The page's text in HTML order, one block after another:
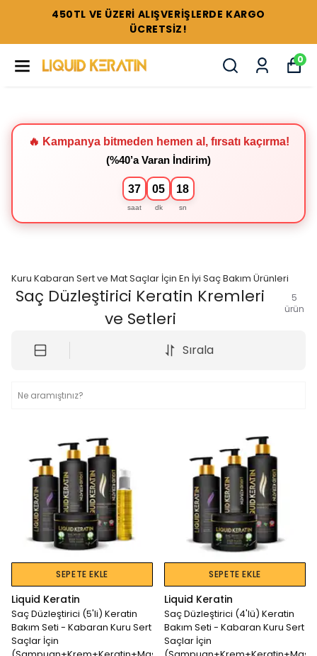
450TL VE ÜZERİ ALIŞVERİŞLERDE KARGO
ÜCRETSİZ!
0
🔥 Kampanya bitmeden hemen al, fırsatı kaçırma!
(%40’a Varan İndirim)
37
saat
05
dk
18
sn
Kuru Kabaran Sert ve Mat Saçlar İçin En İyi Saç Bakım Ürünleri
Saç Düzleştirici Keratin Kremleri
ve Setleri
5
ürün
Sırala
SEPETE EKLE
Liquid Keratin
Saç Düzleştirici (5'li) Keratin
Bakım Seti - Kabaran Kuru Sert
Saçlar İçin
SEPETE EKLE
Liquid Keratin
Saç Düzleştirici (4'lü) Keratin
Bakım Seti - Kabaran Kuru Sert
Saçlar İçin